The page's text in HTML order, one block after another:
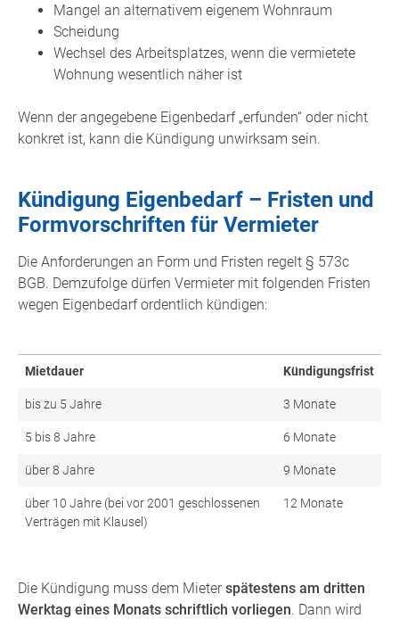
Mangel an alternativem eigenem Wohnraum
Scheidung
Wechsel des Arbeitsplatzes, wenn die vermietete
Wohnung wesentlich näher ist
Wenn der angegebene Eigenbedarf „erfunden“ oder nicht
konkret ist, kann die Kündigung unwirksam sein.
Kündigung Eigenbedarf – Fristen und
Formvorschriften für Vermieter
Die Anforderungen an Form und Fristen regelt § 573c
BGB. Demzufolge dürfen Vermieter mit folgenden Fristen
wegen Eigenbedarf ordentlich kündigen:
Mietdauer Kündigungsfrist
bis zu 5 Jahre 3 Monate
5 bis 8 Jahre 6 Monate
über 8 Jahre 9 Monate
über 10 Jahre (bei vor 2001 geschlossenen
Verträgen mit Klausel)
12 Monate
Die Kündigung muss dem Mieterspätestens am dritten
Werktag eines Monats schriftlich vorliegen. Dann wird